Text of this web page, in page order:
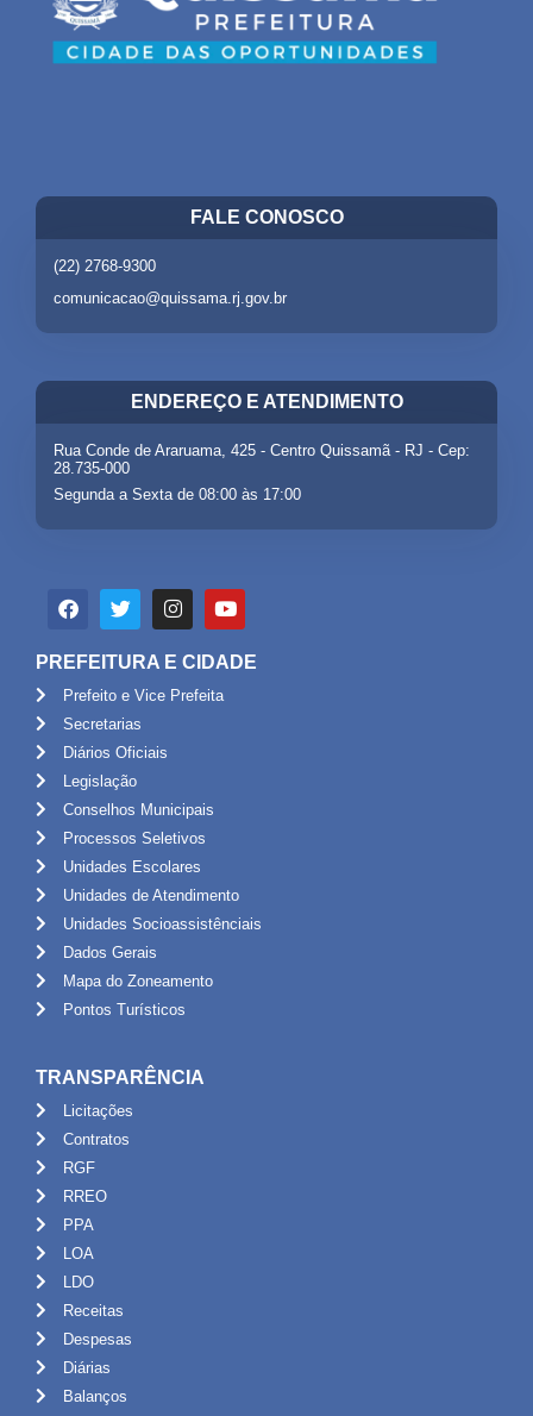
FALE CONOSCO
(22) 2768-9300
comunicacao@quissama.rj.gov.br
ENDEREÇO E ATENDIMENTO
Rua Conde de Araruama, 425 - Centro Quissamã - RJ - Cep:
28.735-000
Segunda a Sexta de 08:00 às 17:00
PREFEITURA E CIDADE
Prefeito e Vice Prefeita
Secretarias
Diários Oficiais
Legislação
Conselhos Municipais
Processos Seletivos
Unidades Escolares
Unidades de Atendimento
Unidades Socioassistênciais
Dados Gerais
Mapa do Zoneamento
Pontos Turísticos
TRANSPARÊNCIA
Licitações
Contratos
RGF
RREO
PPA
LOA
LDO
Receitas
Despesas
Diárias
Balanços